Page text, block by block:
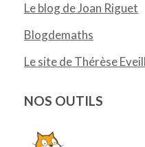
Le blog de Joan Riguet
Blogdemaths
Le site de Thérèse
NOS OUTILS